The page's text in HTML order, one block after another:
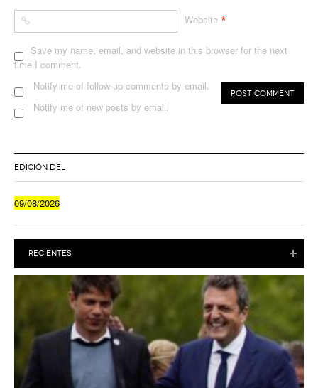
Website *
Save my name, email, and website in this browser for the next
time I comment.
Notify me of follow-up comments by email.
Notify me of new posts by email.
EDICIÓN DEL
09/08/2026
RECIENTES